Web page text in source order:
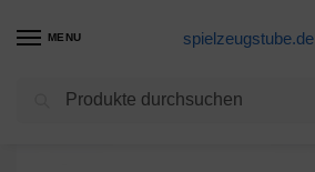
MENU spielzeugstube.de
Spielzeuge & Spiele Spielzeuge